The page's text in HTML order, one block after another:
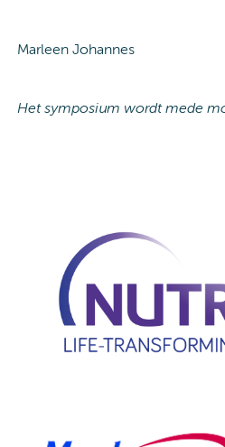
Marleen Johannes
Het symposium wordt mede